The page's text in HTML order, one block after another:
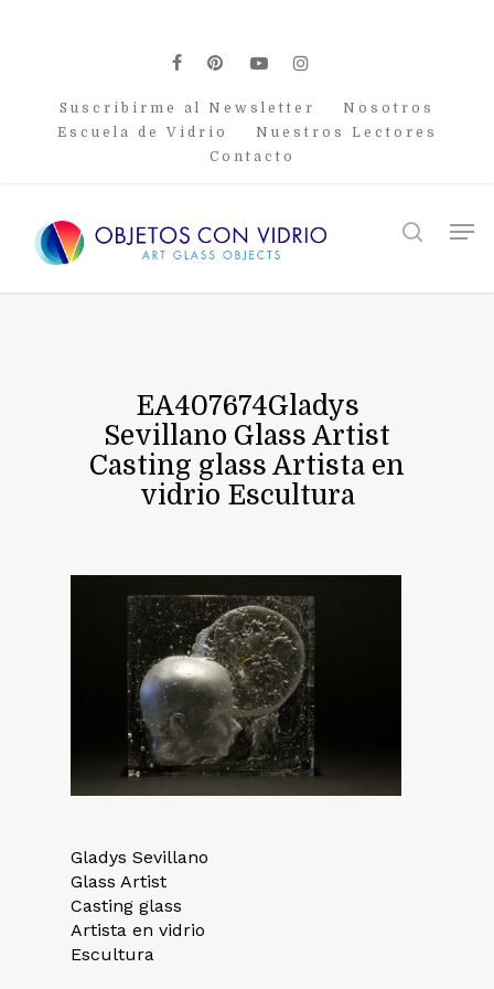
facebook
pinterest
youtubeinstagram
Suscribirme al Newsletter
Nosotros
Escuela de Vidrio
Nuestros Lectores
Contacto
search
EA407674Gladys
Sevillano Glass Artist
Casting glass Artista en
vidrio Escultura
Gladys Sevillano
Glass Artist
Casting glass
Artista en vidrio
Escultura